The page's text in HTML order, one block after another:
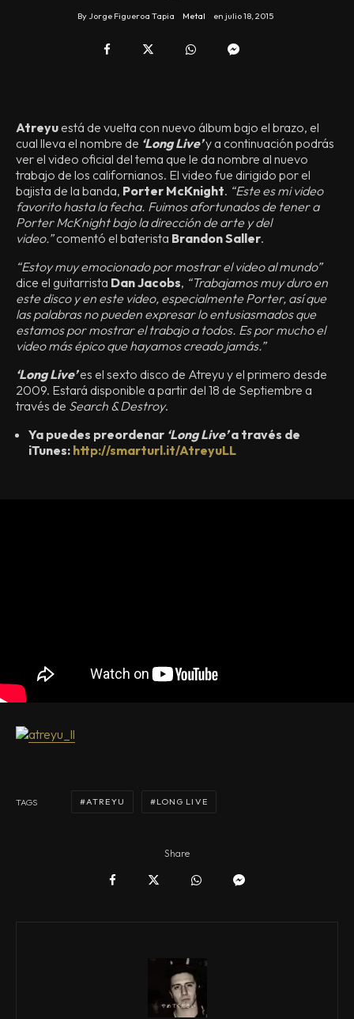
By Jorge Figueroa Tapia Metal en julio 18, 2015
Atreyu está de vuelta con nuevo álbum bajo el brazo, el
cual lleva el nombre de ‘Long Live’y a continuación podrás
ver el video oficial del tema que le da nombre al nuevo
trabajo de los californianos. El video fue dirigido por el
bajista de la banda, Porter McKnight. “Este es mi video
favorito hasta la fecha. Fuimos afortunados de tener a
Porter McKnight bajo la dirección de arte y del
video.”comentó el baterista Brandon Saller.
“Estoy muy emocionado por mostrar el video al mundo”
dice el guitarrista Dan Jacobs, “Trabajamos muy duro en
este disco y en este video, especialmente Porter, así que
las palabras no pueden expresar lo entusiasmados que
estamos por mostrar el trabajo a todos. Es por mucho el
video más épico que hayamos creado jamás.”
‘Long Live’es el sexto disco de Atreyu y el primero desde
2009. Estará disponible a partir del 18 de Septiembre a
través de Search & Destroy.
Ya puedes preordenar ‘Long Live’a través de
iTunes: http://smarturl.it/AtreyuLL
TAGS ATREYU LONG LIVE
Share